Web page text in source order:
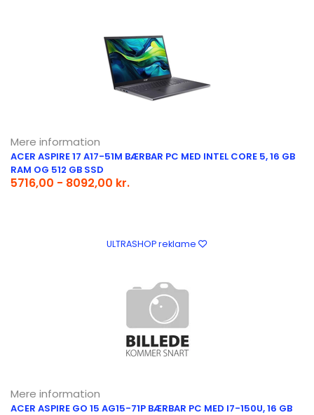
Mere information
ACER ASPIRE 17 A17-51M BÆRBAR PC MED INTEL CORE 5, 16 GB
RAM OG 512 GB SSD
5716,00 - 8092,00 kr.
ULTRASHOP reklame
Mere information
ACER ASPIRE GO 15 AG15-71P BÆRBAR PC MED I7-150U, 16 GB